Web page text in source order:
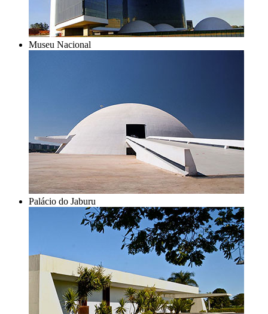
Museu Nacional
Palácio do Jaburu